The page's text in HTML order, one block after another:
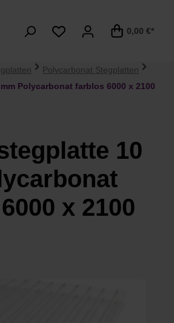
0,00 €*
Polycarbonat Stegplatten
Polycarbonat farblos 6000 x 2100
10
x 2100